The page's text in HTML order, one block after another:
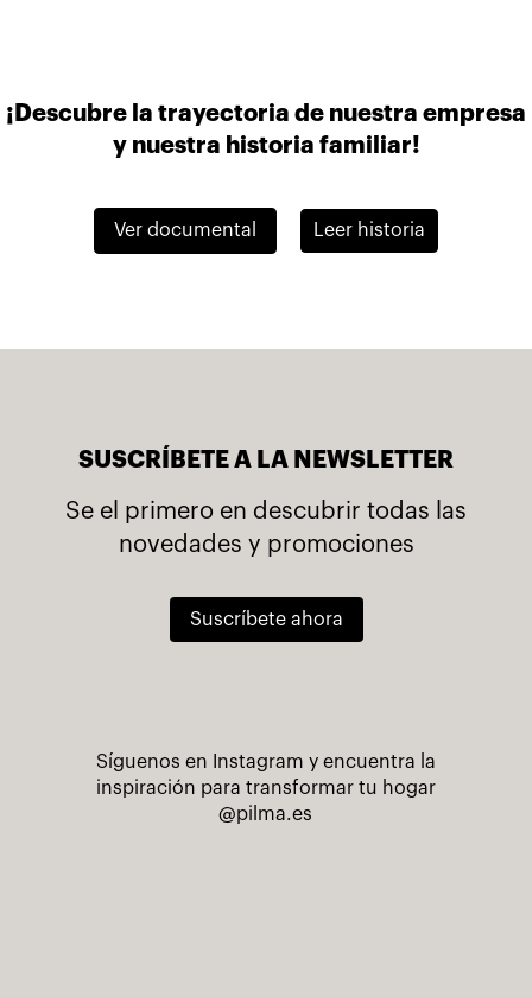
¡Descubre la trayectoria de nuestra empresa
y nuestra historia familiar!
Ver documental Leer historia
SUSCRÍBETE A LA NEWSLETTER
Se el primero en descubrir todas las
novedades y promociones
Suscríbete ahora
Síguenos en Instagram y encuentra la
inspiración para transformar tu hogar
@pilma.es